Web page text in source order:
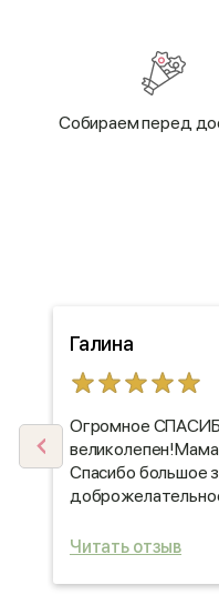
Cобираем перед
Галина
Огромное
Спасибо большое
обращусь к вам
Читать отзыв